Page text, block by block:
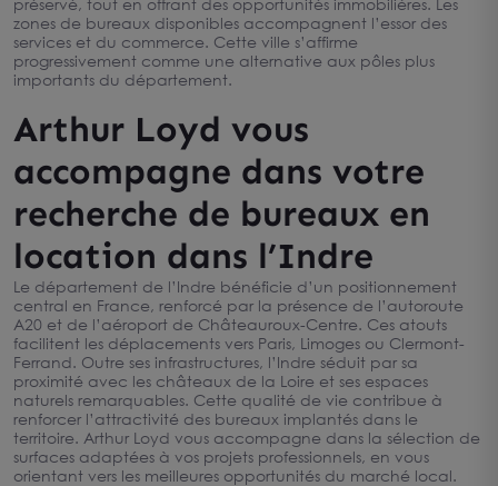
préservé, tout en offrant des opportunités immobilières. Les
zones de bureaux disponibles accompagnent l’essor des
services et du commerce. Cette ville s’affirme
progressivement comme une alternative aux pôles plus
importants du département.
Arthur Loyd vous
accompagne dans votre
recherche de bureaux en
location dans l’Indre
Le département de l’Indre bénéficie d’un positionnement
central en France, renforcé par la présence de l’autoroute
A20 et de l’aéroport de Châteauroux-Centre. Ces atouts
facilitent les déplacements vers Paris, Limoges ou Clermont-
Ferrand. Outre ses infrastructures, l’Indre séduit par sa
proximité avec les châteaux de la Loire et ses espaces
naturels remarquables. Cette qualité de vie contribue à
renforcer l’attractivité des bureaux implantés dans le
territoire. Arthur Loyd vous accompagne dans la sélection de
surfaces adaptées à vos projets professionnels, en vous
orientant vers les meilleures opportunités du marché local.